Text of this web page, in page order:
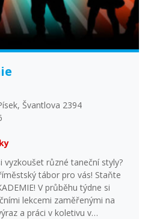
Švantlova 2394
vyzkoušet různé taneční styly?
tábor pro vás! Staňte
týdne si
lekcemi zaměřenými na
a práci v koletivu v